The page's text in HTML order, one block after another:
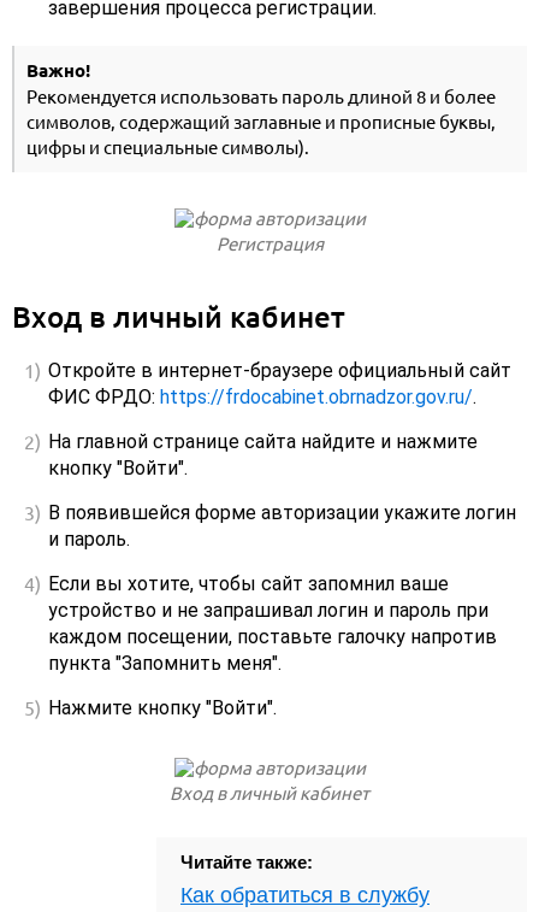
завершения процесса регистрации.
Важно!
Рекомендуется использовать пароль длиной 8 и более
символов, содержащий заглавные и прописные буквы,
цифры и специальные символы).
Регистрация
Вход в личный кабинет
Откройте в интернет-браузере официальный сайт
ФИС ФРДО: https://frdocabinet.obrnadzor.gov.ru/.
На главной странице сайта найдите и нажмите
кнопку "Войти".
В появившейся форме авторизации укажите логин
и пароль.
Если вы хотите, чтобы сайт запомнил ваше
устройство и не запрашивал логин и пароль при
каждом посещении, поставьте галочку напротив
пункта "Запомнить меня".
Нажмите кнопку "Войти".
Вход в личный кабинет
Читайте также:
Как обратиться в службу